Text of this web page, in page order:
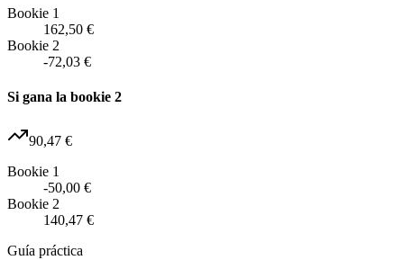
Bookie 1
162,50 €
Bookie 2
-72,03 €
Si gana la bookie 2
90,47 €
Bookie 1
-50,00 €
Bookie 2
140,47 €
Guía práctica